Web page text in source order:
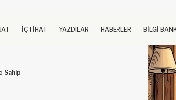
İÇTİHAT YAZDILAR HABERLER BİLGİ
Sahip